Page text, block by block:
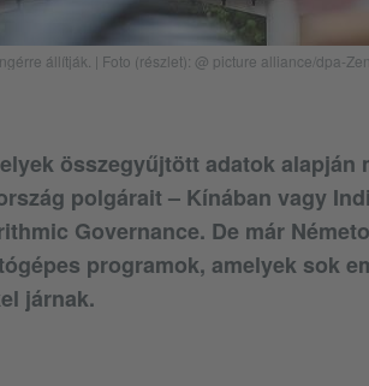
állítják. | Foto (részlet): @ picture alliance/dpa-
összegyűjtött adatok alapján
polgárait – Kínában vagy
Governance. De már
programok, amelyek sok
járnak.